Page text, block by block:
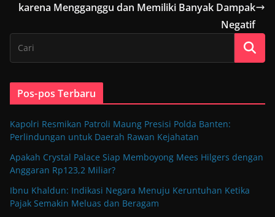
karena Mengganggu dan Memiliki Banyak Dampak
Negatif
Pos-pos Terbaru
Kapolri Resmikan Patroli Maung Presisi Polda Banten:
Perlindungan untuk Daerah Rawan Kejahatan
Apakah Crystal Palace Siap Memboyong Mees Hilgers dengan
Anggaran Rp123,2 Miliar?
Ibnu Khaldun: Indikasi Negara Menuju Keruntuhan Ketika
Pajak Semakin Meluas dan Beragam